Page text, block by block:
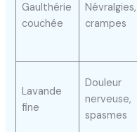
Gaulthérie
couchée
Névralgies,
crampes
Lavande
fine
Douleur
nerveuse,
spasmes